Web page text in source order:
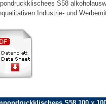
S58
Industrie- und